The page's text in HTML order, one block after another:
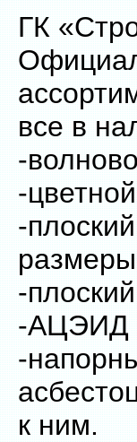
ГК
все в
-
-
-
-
-АЦЭИД
-
к ним.